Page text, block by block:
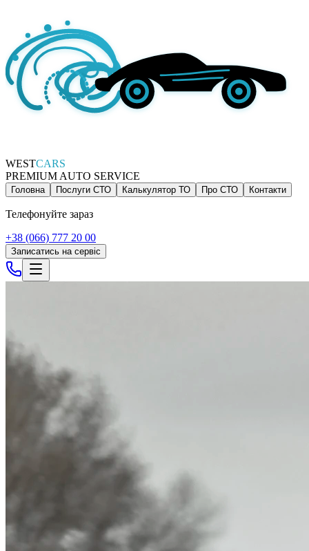
WESTCARS
PREMIUM AUTO SERVICE
Головна Послуги СТО Калькулятор ТО Про СТО Контакти
Телефонуйте зараз
+38 (066) 777 20 00
Записатись на сервіс